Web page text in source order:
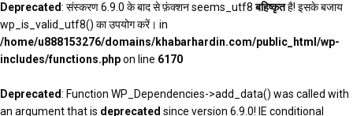
Deprecated: संस्करण 6.9.0 के बाद से फ़ंक्शन seems_utf8बहिष्कृतहै! इसके बजाय
wp_is_valid_utf8() का उपयोग करें। in
/home/u888153276/domains/khabarhardin.com/public_html/wp-
includes/functions.phpon line 6170
Deprecated: Function WP_Dependencies->add_data() was called with
an argument that is deprecated since version 6.9.0! IE conditional